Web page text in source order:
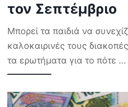
τον Σεπτέμβριο
Μπορεί τα παιδιά να
καλοκαιρινές τους
τα ερωτήματα για το πότε ...